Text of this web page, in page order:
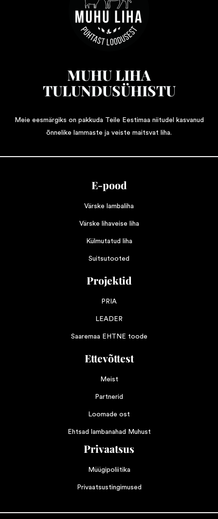
MUHU LIHA
TULUNDUSÜHISTU
Meie eesmärgiks on pakkuda Teile Eestimaa niitudel kasvanud
õnnelike lammaste ja veiste maitsvat liha.
E-pood
Värske lambaliha
Värske lihaveise liha
Külmutatud liha
Suitsutooted
Projektid
PRIA
LEADER
Saaremaa EHTNE toode
Ettevõttest
Meist
Partnerid
Loomade ost
Ehtsad lambanahad Muhust
Privaatsus
Müügipoliitika
Privaatsustingimused